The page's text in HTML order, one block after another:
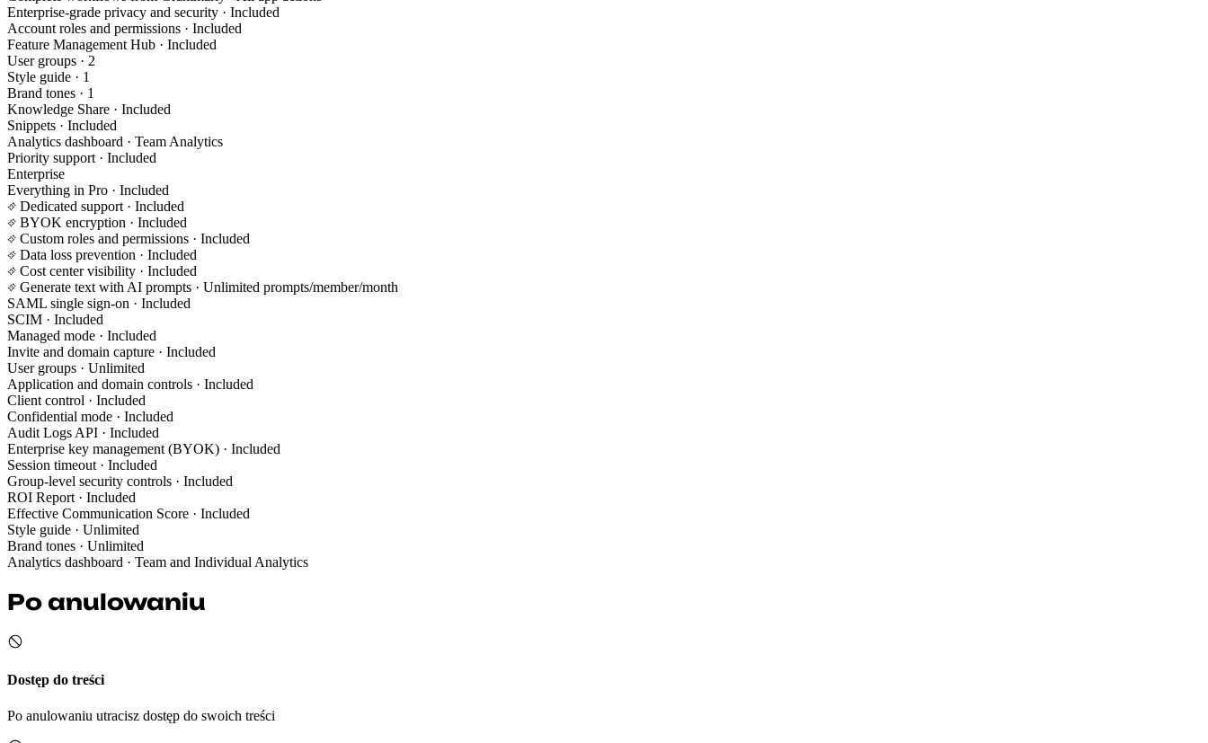
Enterprise-grade privacy and security · Included
Account roles and permissions · Included
Feature Management Hub · Included
User groups · 2
Style guide · 1
Brand tones · 1
Knowledge Share · Included
Snippets · Included
Analytics dashboard · Team Analytics
Priority support · Included
Enterprise
Everything in Pro · Included
Dedicated support · Included
BYOK encryption · Included
Custom roles and permissions · Included
Data loss prevention · Included
Cost center visibility · Included
Generate text with AI prompts · Unlimited prompts/member/month
SAML single sign-on · Included
SCIM · Included
Managed mode · Included
Invite and domain capture · Included
User groups · Unlimited
Application and domain controls · Included
Client control · Included
Confidential mode · Included
Audit Logs API · Included
Enterprise key management (BYOK) · Included
Session timeout · Included
Group-level security controls · Included
ROI Report · Included
Effective Communication Score · Included
Style guide · Unlimited
Brand tones · Unlimited
Analytics dashboard · Team and Individual Analytics
Po anulowaniu
Dostęp do treści
Po anulowaniu utracisz dostęp do swoich treści